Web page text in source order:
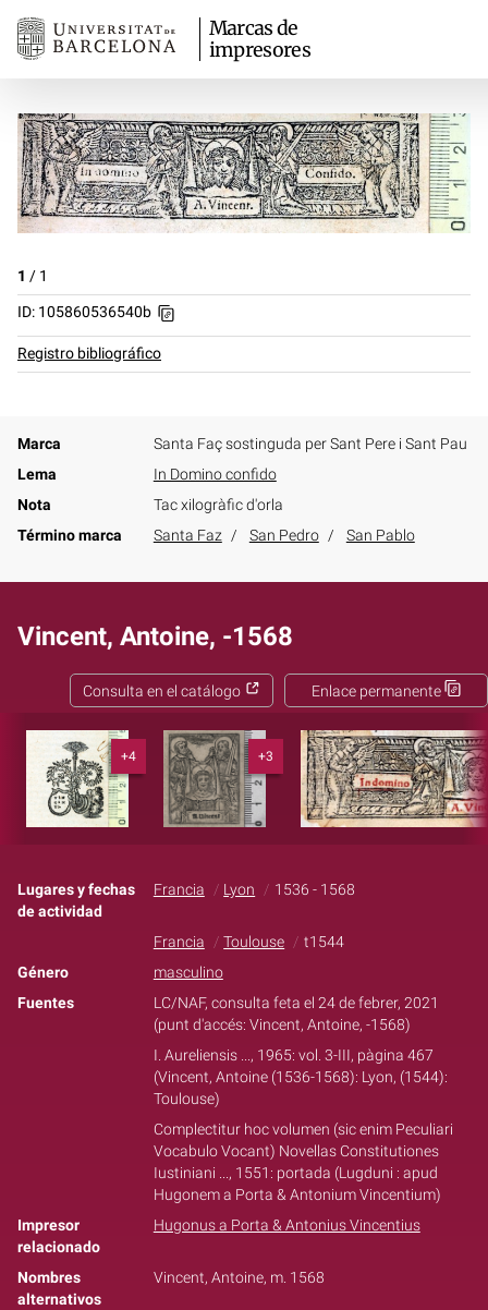
Marcas de
impresores
1 / 1
ID: 105860536540b
Registro bibliográfico
Marca
Santa Faç sostinguda per Sant Pere i Sant Pau
Lema
In Domino confido
Nota
Tac xilogràfic d'orla
Término marca
Santa Faz San Pedro San Pablo
Vincent, Antoine, -1568
Enlace permanente
Consulta en el catálogo
+4 +3
Lugares y fechas
de actividad
Francia Lyon 1536 - 1568
Francia Toulouse
t1544
Género
masculino
Fuentes
LC/NAF, consulta feta el 24 de febrer, 2021
(punt d'accés: Vincent, Antoine, -1568)
I. Aureliensis ..., 1965: vol. 3-III, pàgina 467
(Vincent, Antoine (1536-1568): Lyon, (1544):
Toulouse)
Complectitur hoc volumen (sic enim Peculiari
Vocabulo Vocant) Novellas Constitutiones
Iustiniani ..., 1551: portada (Lugduni : apud
Hugonem a Porta & Antonium Vincentium)
Impresor
relacionado
Hugonus a Porta & Antonius Vincentius
Nombres
alternativos
Vincent, Antoine, m. 1568